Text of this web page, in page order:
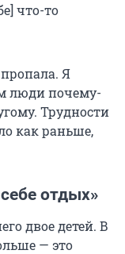
что-то
Я
люди почему-
Трудности
как раньше,
отдых»
двое детей. В
— это